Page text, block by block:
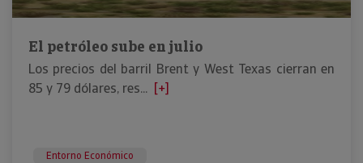
El petróleo sube en julio
Los precios del barril Brent y West Texas cierran en
85 y 79 dólares, res... [+]
Entorno Económico